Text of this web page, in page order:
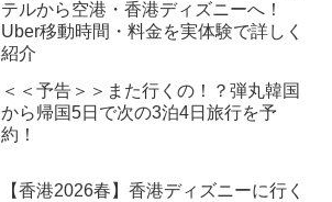
テルから空港・香港ディズニーへ！
Uber移動時間・料金を実体験で詳しく
紹介
＜＜予告＞＞また行くの！？弾丸韓国
から帰国5日で次の3泊4日旅行を予
約！
【香港2026春】香港ディズニーに行く